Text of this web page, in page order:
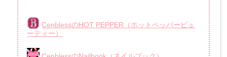
CenblessのHOT PEPPER（ホットペッパービュ
ーティー）